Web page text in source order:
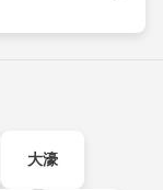
大濠